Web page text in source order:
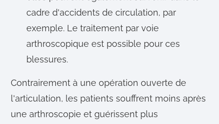
cadre d'accidents de circulation, par
exemple. Le traitement par voie
arthroscopique est possible pour ces
blessures.
Contrairement à une opération ouverte de
l'articulation, les patients souffrent moins après
une arthroscopie et guérissent plus